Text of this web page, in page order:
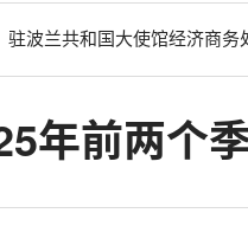
驻波兰共和国大使馆经济商务
年前两个